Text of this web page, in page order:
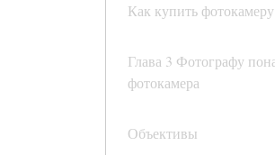
Как купить фотокамеру
Глава 3 Фотографу
фотокамера
Объективы